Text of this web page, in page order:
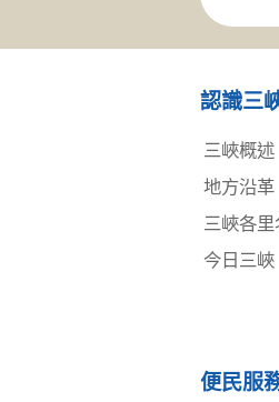
認識三
三峽概述
地方沿革
三峽各
今日三峽
便民服